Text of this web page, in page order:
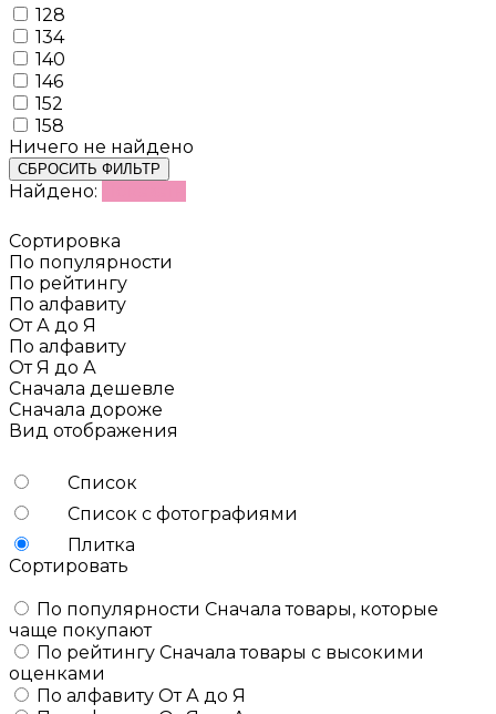
128
134
140
146
152
158
Ничего не найдено
СБРОСИТЬ ФИЛЬТР
Найдено:
Сортировка
По популярности
По рейтингу
По алфавиту
От А до Я
По алфавиту
От Я до А
Сначала дешевле
Сначала дороже
Вид отображения
Список
Список с фотографиями
Плитка
Сортировать
По популярности Сначала товары, которые
чаще покупают
По рейтингу Сначала товары с высокими
оценками
По алфавиту От А до Я